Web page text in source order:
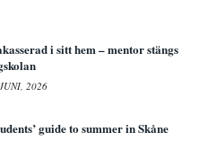
i sitt hem – mentor stängs
2026
guide to summer in Skåne